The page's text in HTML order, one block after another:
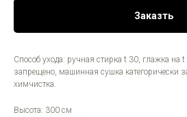
Заказть
Способ ухода: ручная стирка t 30, глажка на
запрещено, машинная сушка категорически
химчистка.
Высота: 300 см